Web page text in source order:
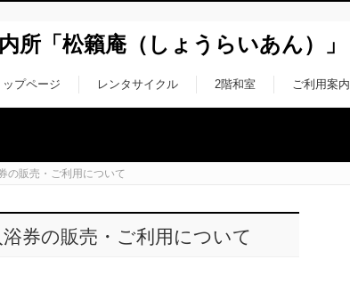
所「松籟庵（しょうらいあん）」
ップページ レンタサイクル 2階和室 ご利用案内
の販売・ご利用について
券の販売・ご利用について